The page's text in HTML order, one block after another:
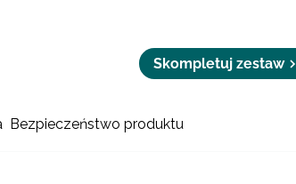
Skompletuj zestaw
Bezpieczeństwo produktu